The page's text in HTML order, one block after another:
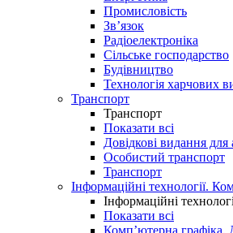
Промисловість
Зв’язок
Радіоелектроніка
Сільське господарство
Будівництво
Технологія харчових
Транспорт
Транспорт
Показати всі
Довідкові видання для
Особистий транспорт
Транспорт
Інформаційні технології.
Інформаційні
Показати всі
Комп’ютерна графіка.